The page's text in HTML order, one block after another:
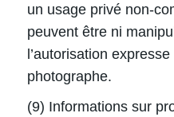
un usage privé non-
peuvent être ni
l’autorisation
photographe.
(9) Informations sur